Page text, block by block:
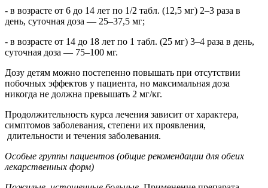
- в возрасте от 6 до 14 лет по 1/2 табл. (12,5 мг) 2–3 раза в
день, суточная доза — 25–37,5 мг;
- в возрасте от 14 до 18 лет по 1 табл. (25 мг) 3–4 раза в день,
суточная доза — 75–100 мг.
Дозу детям можно постепенно повышать при отсутствии
побочных эффектов у пациента, но максимальная доза
никогда не должна превышать 2 мг/кг.
Продолжительность курса лечения зависит от характера,
симптомов заболевания, степени их проявления,
длительности и течения заболевания.
Особые группы пациентов (общие рекомендации для обеих
лекарственных форм)